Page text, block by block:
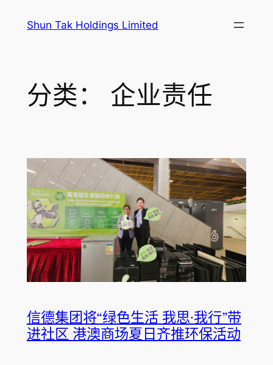
Shun Tak Holdings Limited
分类： 企业责任
信德集团将“绿色生活 我思·我行”带
进社区 港澳商场夏日齐推环保活动